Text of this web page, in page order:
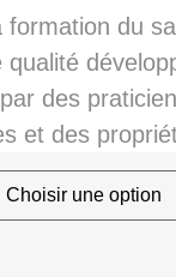
formation du
qualité
des
et des